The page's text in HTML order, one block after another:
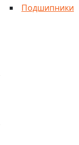
Подшипники